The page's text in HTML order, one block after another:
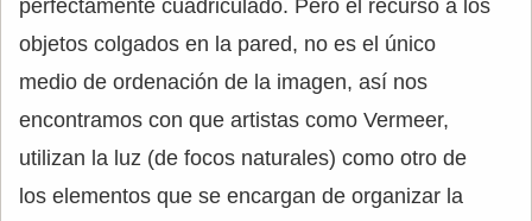
perfectamente cuadriculado. Pero el recurso a los
objetos colgados en la pared, no es el único
medio de ordenación de la imagen, así nos
encontramos con que artistas como Vermeer,
utilizan la luz (de focos naturales) como otro de
los elementos que se encargan de organizar la